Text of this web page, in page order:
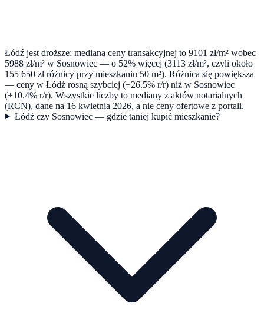
Łódź jest droższe: mediana ceny transakcyjnej to 9101 zł/m² wobec
5988 zł/m² w Sosnowiec — o 52% więcej (3113 zł/m², czyli około
155 650 zł różnicy przy mieszkaniu 50 m²). Różnica się powiększa
— ceny w Łódź rosną szybciej (+26.5% r/r) niż w Sosnowiec
(+10.4% r/r). Wszystkie liczby to mediany z aktów notarialnych
(RCN), dane na 16 kwietnia 2026, a nie ceny ofertowe z portali.
Łódź czy Sosnowiec — gdzie taniej kupić mieszkanie?